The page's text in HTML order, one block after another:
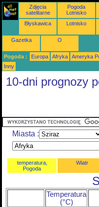
Zdjęcia
satelitarne
Pogoda
Lotnisko
Błyskawica Lotnisko
Gazetka O
Pogoda : Europa Afryka Ameryka
Inny
10-dni prognozy
Miasta :
temperatura,
Pogoda
Wiatr
Temperatura
(°C)